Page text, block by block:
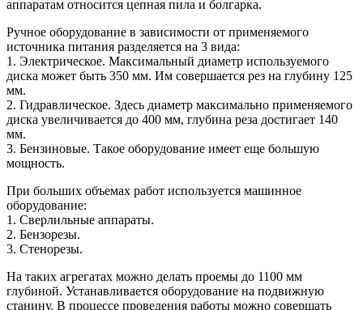
аппаратам относится цепная пила и болгарка.
Ручное оборудование в зависимости от применяемого
источника питания разделяется на 3 вида:
1. Электрическое. Максимальный диаметр используемого
диска может быть 350 мм. Им совершается рез на глубину 125
мм.
2. Гидравлическое. Здесь диаметр максимально применяемого
диска увеличивается до 400 мм, глубина реза достигает 140
мм.
3. Бензиновые. Такое оборудование имеет еще большую
мощность.
При больших объемах работ используется машинное
оборудование:
1. Сверлильные аппараты.
2. Бензорезы.
3. Стенорезы.
На таких агрегатах можно делать проемы до 1100 мм
глубиной. Устанавливается оборудование на подвижную
станину. В процессе проведения работы можно совершать